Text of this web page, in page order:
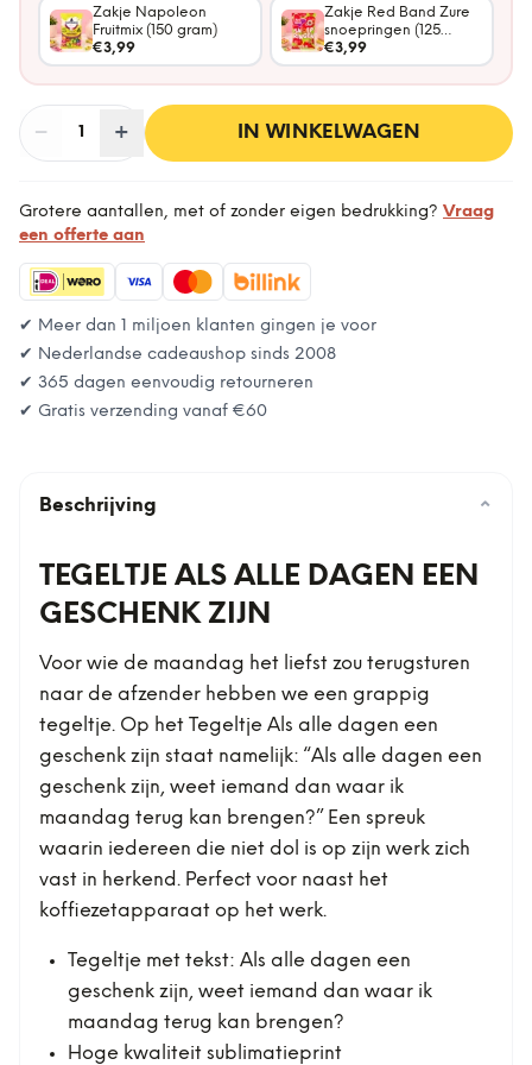
Zakje Napoleon
Fruitmix (150 gram)
€3,99
Zakje Red Band Zure
snoepringen (125
gram)
€3,99
− Aantal
1 + IN WINKELWAGEN
Grotere aantallen, met of zonder eigen bedrukking? Vraag
een offerte aan
✔ Meer dan 1 miljoen klanten gingen je voor
✔ Nederlandse cadeaushop sinds 2008
✔ 365 dagen eenvoudig retourneren
✔ Gratis verzending vanaf €60
Beschrijving ⌄
TEGELTJE ALS ALLE DAGEN EEN
GESCHENK ZIJN
Voor wie de maandag het liefst zou terugsturen
naar de afzender hebben we een grappig
tegeltje. Op het Tegeltje Als alle dagen een
geschenk zijn staat namelijk: “Als alle dagen een
geschenk zijn, weet iemand dan waar ik
maandag terug kan brengen?” Een spreuk
waarin iedereen die niet dol is op zijn werk zich
vast in herkend. Perfect voor naast het
koffiezetapparaat op het werk.
Tegeltje met tekst: Als alle dagen een
geschenk zijn, weet iemand dan waar ik
maandag terug kan brengen?
Hoge kwaliteit sublimatieprint